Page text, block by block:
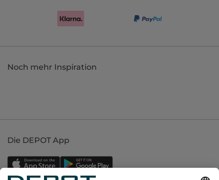
Noch mehr Inspiration
Die DEPOT App